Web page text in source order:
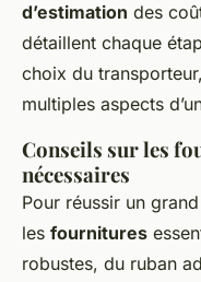
d’estimation des
détaillent chaque
choix du
multiples aspects
Conseils sur les
nécessaires
Pour réussir un
les fournitures
robustes, du ruban